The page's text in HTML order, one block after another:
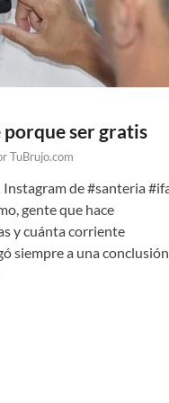
ser gratis
TuBrujo.com
de #santeria
gente que hace
y cuánta corriente
siempre a una